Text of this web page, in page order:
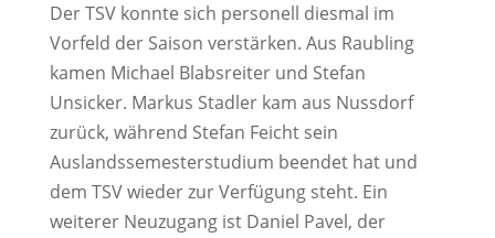
Der TSV konnte sich personell diesmal im
Vorfeld der Saison verstärken. Aus Raubling
kamen Michael Blabsreiter und Stefan
Unsicker. Markus Stadler kam aus Nussdorf
zurück, während Stefan Feicht sein
Auslandssemesterstudium beendet hat und
dem TSV wieder zur Verfügung steht. Ein
weiterer Neuzugang ist Daniel Pavel, der